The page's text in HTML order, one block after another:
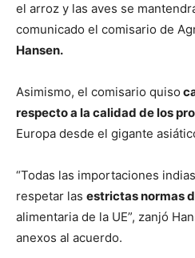
el arroz y las aves se
comunicado el comisario de
Hansen.
Asimismo, el comisario quiso
respecto a la calidad de los
Europa desde el gigante
“Todas las importaciones
respetar las estrictas normas
alimentaria de la UE”, zanjó
anexos al acuerdo.